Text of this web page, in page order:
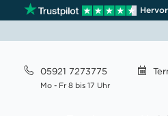
05921 7273775
Mo - Fr 8 bis 17 Uhr